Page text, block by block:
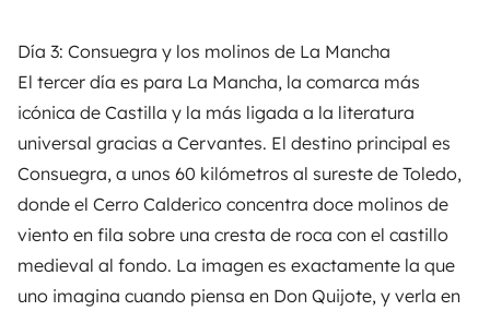
Día 3: Consuegra y los molinos de La Mancha
El tercer día es para La Mancha, la comarca más
icónica de Castilla y la más ligada a la literatura
universal gracias a Cervantes. El destino principal es
Consuegra, a unos 60 kilómetros al sureste de Toledo,
donde el Cerro Calderico concentra doce molinos de
viento en fila sobre una cresta de roca con el castillo
medieval al fondo. La imagen es exactamente la que
uno imagina cuando piensa en Don Quijote, y verla en